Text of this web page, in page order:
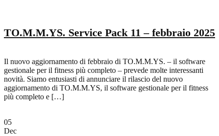
TO.M.M.YS. Service Pack 11 – febbraio 2025
Il nuovo aggiornamento di febbraio di TO.M.M.YS. – il software
gestionale per il fitness più completo – prevede molte interessanti
novità. Siamo entusiasti di annunciare il rilascio del nuovo
aggiornamento di TO.M.M.YS, il software gestionale per il fitness
più completo e […]
05
Dec